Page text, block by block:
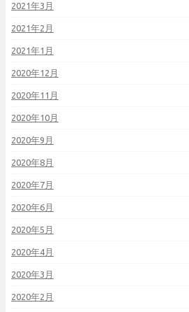
2021年3月
2021年2月
2021年1月
2020年12月
2020年11月
2020年10月
2020年9月
2020年8月
2020年7月
2020年6月
2020年5月
2020年4月
2020年3月
2020年2月